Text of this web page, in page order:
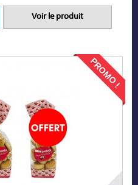
Voir le produit
PROMO !